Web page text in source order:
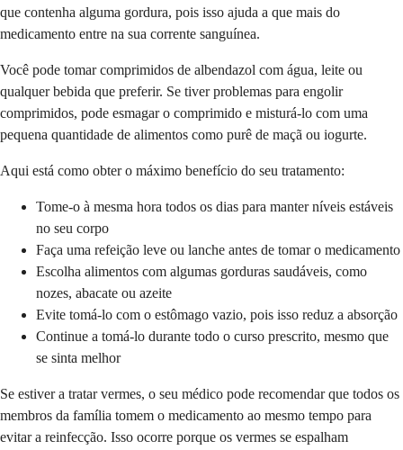
que contenha alguma gordura, pois isso ajuda a que mais do
medicamento entre na sua corrente sanguínea.
Você pode tomar comprimidos de albendazol com água, leite ou
qualquer bebida que preferir. Se tiver problemas para engolir
comprimidos, pode esmagar o comprimido e misturá-lo com uma
pequena quantidade de alimentos como purê de maçã ou iogurte.
Aqui está como obter o máximo benefício do seu tratamento:
Tome-o à mesma hora todos os dias para manter níveis estáveis
no seu corpo
Faça uma refeição leve ou lanche antes de tomar o medicamento
Escolha alimentos com algumas gorduras saudáveis, como
nozes, abacate ou azeite
Evite tomá-lo com o estômago vazio, pois isso reduz a absorção
Continue a tomá-lo durante todo o curso prescrito, mesmo que
se sinta melhor
Se estiver a tratar vermes, o seu médico pode recomendar que todos os
membros da família tomem o medicamento ao mesmo tempo para
evitar a reinfecção. Isso ocorre porque os vermes se espalham